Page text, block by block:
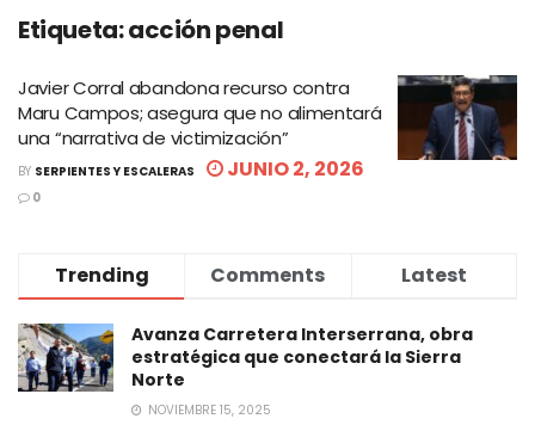
Etiqueta:acción penal
Javier Corral abandona recurso contra
Maru Campos; asegura que no alimentará
una “narrativa de victimización”
BY SERPIENTES Y ESCALERAS JUNIO 2, 2026
0
Trending Comments Latest
Avanza Carretera Interserrana, obra
estratégica que conectará la Sierra
Norte
NOVIEMBRE 15, 2025